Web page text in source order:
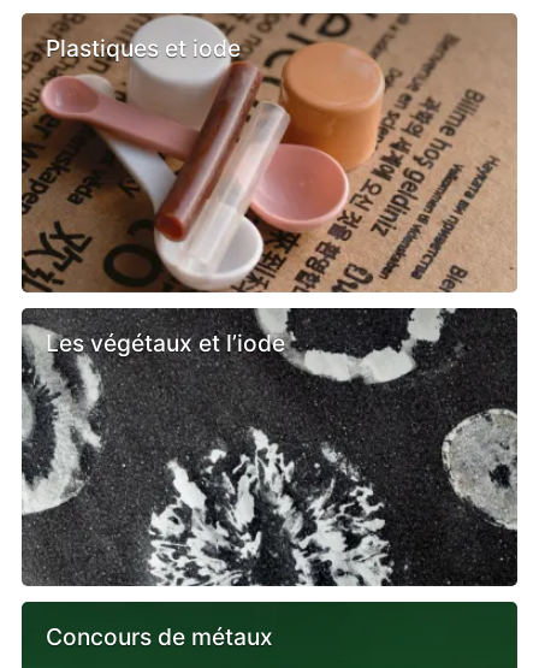
Plastiques et iode
Les végétaux et l’iode
Concours de métaux